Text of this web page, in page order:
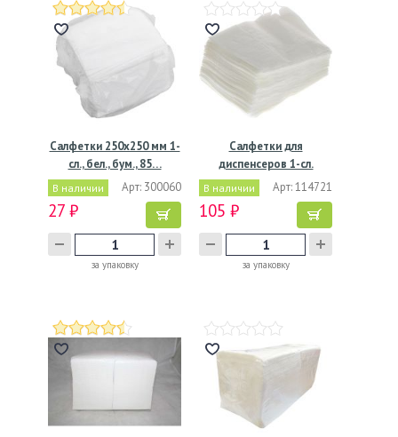
Салфетки 250х250 мм 1-
сл., бел., бум., 85…
В наличии Арт: 300060
27 ₽
за упаковку
Салфетки для
диспенсеров 1-сл.
170х150 мм,…
В наличии Арт: 114721
105 ₽
за упаковку